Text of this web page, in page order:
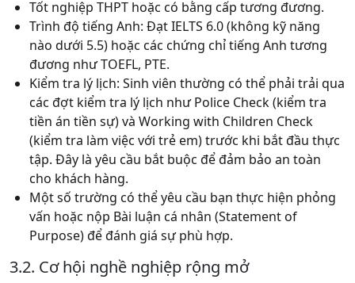
Tốt nghiệp THPT hoặc có bằng cấp tương đương.
Trình độ tiếng Anh: ĐạtIELTS 6.0(không kỹ năng
nào dưới 5.5) hoặc các chứng chỉ tiếng Anh tương
đương như TOEFL, PTE.
Kiểm tra lý lịch: Sinh viên thường có thể phải trải qua
các đợt kiểm tra lý lịch như Police Check (kiểm tra
tiền án tiền sự) và Working with Children Check
(kiểm tra làm việc với trẻ em) trước khi bắt đầu thực
tập. Đây là yêu cầu bắt buộc để đảm bảo an toàn
cho khách hàng.
Một số trường có thể yêu cầu bạn thực hiện phỏng
vấn hoặc nộp Bài luận cá nhân (Statement of
Purpose) để đánh giá sự phù hợp.
3.2. Cơ hội nghề nghiệp rộng mở